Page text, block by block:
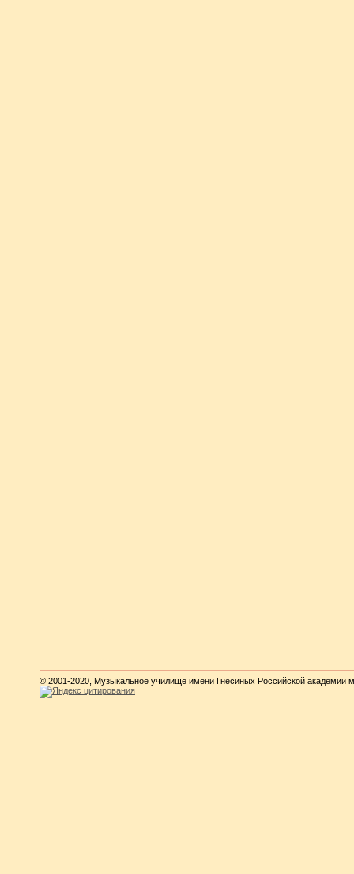
© 2001-2020, Музыкальное училище имени Гнесиных Российской